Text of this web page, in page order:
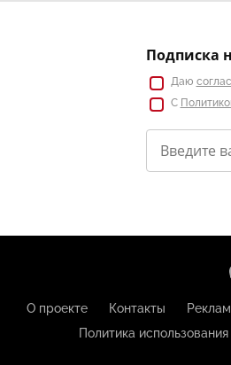
Подписка
Даю
С
О проекте Контакты
Политика